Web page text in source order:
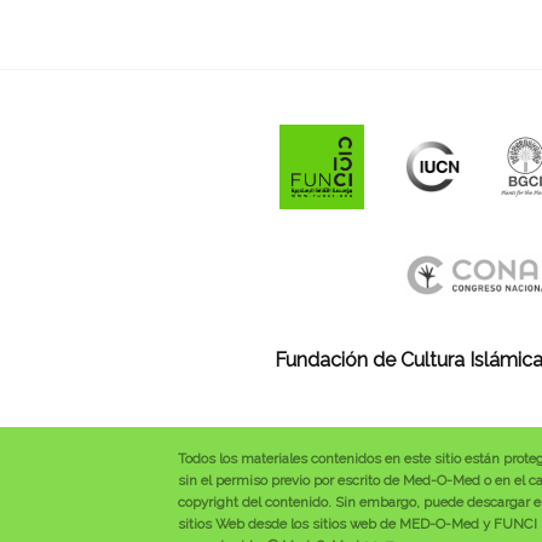
Fundación de Cultura
Todos los materiales contenidos en este sitio están
sin el permiso previo por escrito de Med-O-Med o en el
copyright del contenido. Sin embargo, puede descargar
sitios Web desde los sitios web de MED-O-Med y